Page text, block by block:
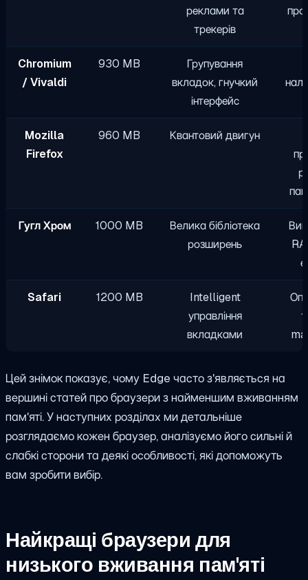
реклами та
трекерів
Chromium
/ Vivaldi
930 MB
Групування
вкладок, гнучкий
інтерфейс
Mozilla
Firefox
960 MB
Квантовий двигун
Гугл Хром 1000 MB
Велика бібліотека
розширень
Safari 1200 MB
Intelligent
управління
вкладками
Цей знімок показує, чому Edge часто з'являється на
вершині статей про браузери з найменшим вживанням
пам'яті. У наступних розділах ми детальніше
розглядаємо кожен браузер, аналізуємо його сильні й
слабкі сторони та деякі особливості, які допоможуть
вам зробити вибір.
Найкращі браузери для
низького вживання пам'яті